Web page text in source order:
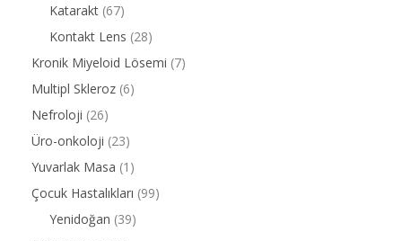
Katarakt (67)
Kontakt Lens (28)
Kronik Miyeloid Lösemi (7)
Multipl Skleroz (6)
Nefroloji (26)
Üro-onkoloji (23)
Yuvarlak Masa (1)
Çocuk Hastalıkları (99)
Yenidoğan (39)